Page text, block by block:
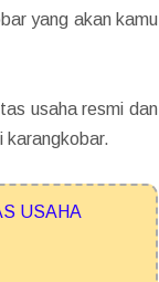
yang akan kamu
usaha resmi dan
karangkobar.
USAHA